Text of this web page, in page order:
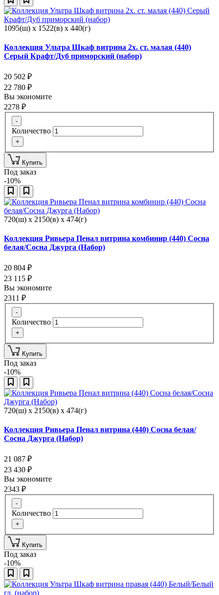
1095(ш) x 1522(в) x 440(г)
Коллекция Ультра Шкаф витрина 2х. ст. малая (440)
Серый Крафт/Дуб приморский (набор)
20 502 ₽
22 780 ₽
Вы экономите
2278 ₽
-
Количество
+
Купить
Под заказ
-10%
720(ш) x 2150(в) x 474(г)
Коллекция Ривьера Пенал витрина комбинир (440) Сосна
белая/Сосна Джурга (Набор)
20 804 ₽
23 115 ₽
Вы экономите
2311 ₽
-
Количество
+
Купить
Под заказ
-10%
720(ш) x 2150(в) x 474(г)
Коллекция Ривьера Пенал витрина (440) Сосна белая/
Сосна Джурга (Набор)
21 087 ₽
23 430 ₽
Вы экономите
2343 ₽
-
Количество
+
Купить
Под заказ
-10%